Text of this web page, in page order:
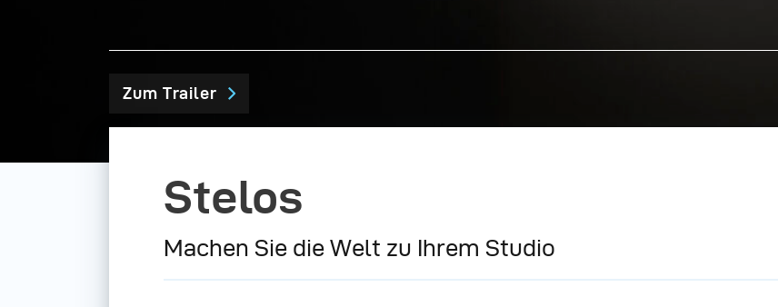
Zum Trailer
Stelos
Machen Sie die Welt zu Ihrem Studio